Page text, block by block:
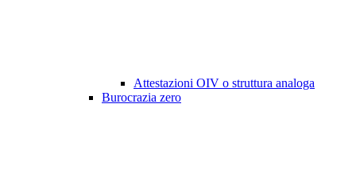
Attestazioni OIV o struttura analoga
Burocrazia zero